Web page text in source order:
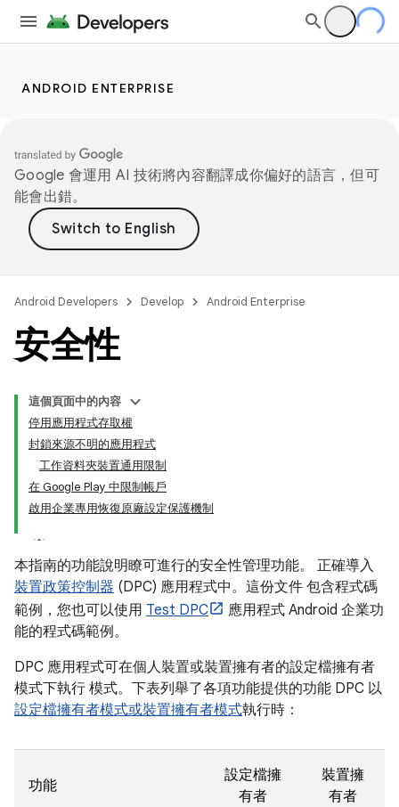
ANDROID ENTERPRISE
Google 會運用 AI 技術將內容翻譯成你偏好的語言，但可
能會出錯。
Android Developers Develop Android Enterprise
安全性
這個頁面中的內容
停用應用程式存取權
封鎖來源不明的應用程式
工作資料夾裝置通用限制
在 Google Play 中限制帳戶
啟用企業專用恢復原廠設定保護機制
本指南的功能說明瞭可進行的安全性管理功能。 正確導入
裝置政策控制器 (DPC) 應用程式中。這份文件 包含程式碼
範例，您也可以使用 Test DPC
應用程式 Android 企業功
能的程式碼範例。
DPC 應用程式可在個人裝置或裝置擁有者的設定檔擁有者
模式下執行 模式。下表列舉了各項功能提供的功能 DPC 以
設定檔擁有者模式或裝置擁有者模式執行時：
功能
設定檔擁
有者
裝置擁
有者